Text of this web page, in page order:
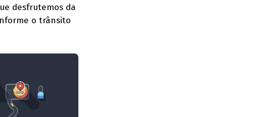
desfrutemos da
o trânsito